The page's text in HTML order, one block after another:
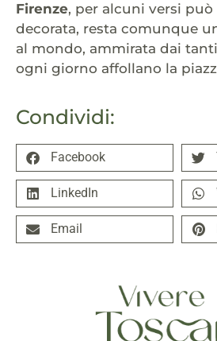
Condividi:
Facebook
LinkedIn
Email
Firenze, per alcuni versi
decorata, resta comunque
al mondo, ammirata dai
ogni giorno affollano la